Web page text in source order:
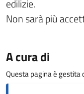
edilizie.
Non sarà più
A cura di
Questa pagina è